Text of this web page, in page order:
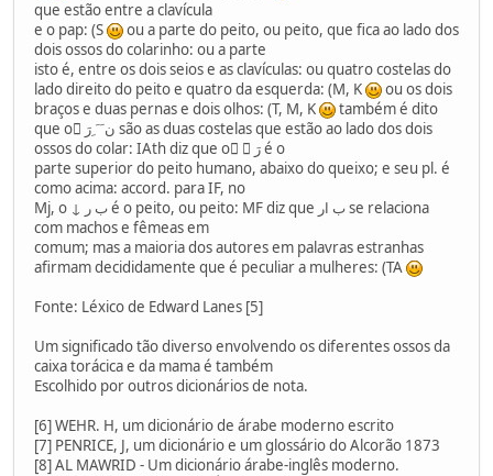
que estão entre a clavícula
e o pap: (S
ou a parte do peito, ou peito, que fica ao lado dos
dois ossos do colarinho: ou a parte
isto é, entre os dois seios e as clavículas: ou quatro costelas do
lado direito do peito e quatro da esquerda: (M, K
ou os dois
braços e duas pernas e dois olhos: (T, M, K
também é dito
que o ِن َ َ ِرَ são as duas costelas que estão ao lado dos dois
ossos do colar: IAth diz que o َ ِرَ é o
parte superior do peito humano, abaixo do queixo; e seu pl. é
como acima: accord. para IF, no
Mj, o ↓ ب ر é o peito, ou peito: MF diz que ب ار se relaciona
com machos e fêmeas em
comum; mas a maioria dos autores em palavras estranhas
afirmam decididamente que é peculiar a mulheres: (TA
Fonte: Léxico de Edward Lanes [5]
Um significado tão diverso envolvendo os diferentes ossos da
caixa torácica e da mama é também
Escolhido por outros dicionários de nota.
[6] WEHR. H, um dicionário de árabe moderno escrito
[7] PENRICE, J, um dicionário e um glossário do Alcorão 1873
[8] AL MAWRID - Um dicionário árabe-inglês moderno.